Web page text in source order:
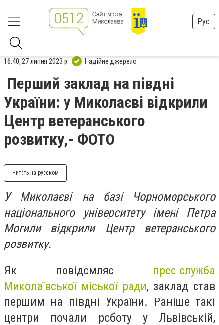
Рус
16:40, 27 липня 2023 р. Надійне джерело
Перший заклад на півдні
України: у Миколаєві відкрили
Центр ветеранського
розвитку,- ФОТО
Читать на русском
У Миколаєві на базі Чорноморського
національного університету імені Петра
Могили відкрили Центр ветеранського
розвитку.
Як повідомляє прес-служба
Миколаївської міської ради, заклад став
першим на півдні України. Раніше такі
центри почали роботу у Львівській,